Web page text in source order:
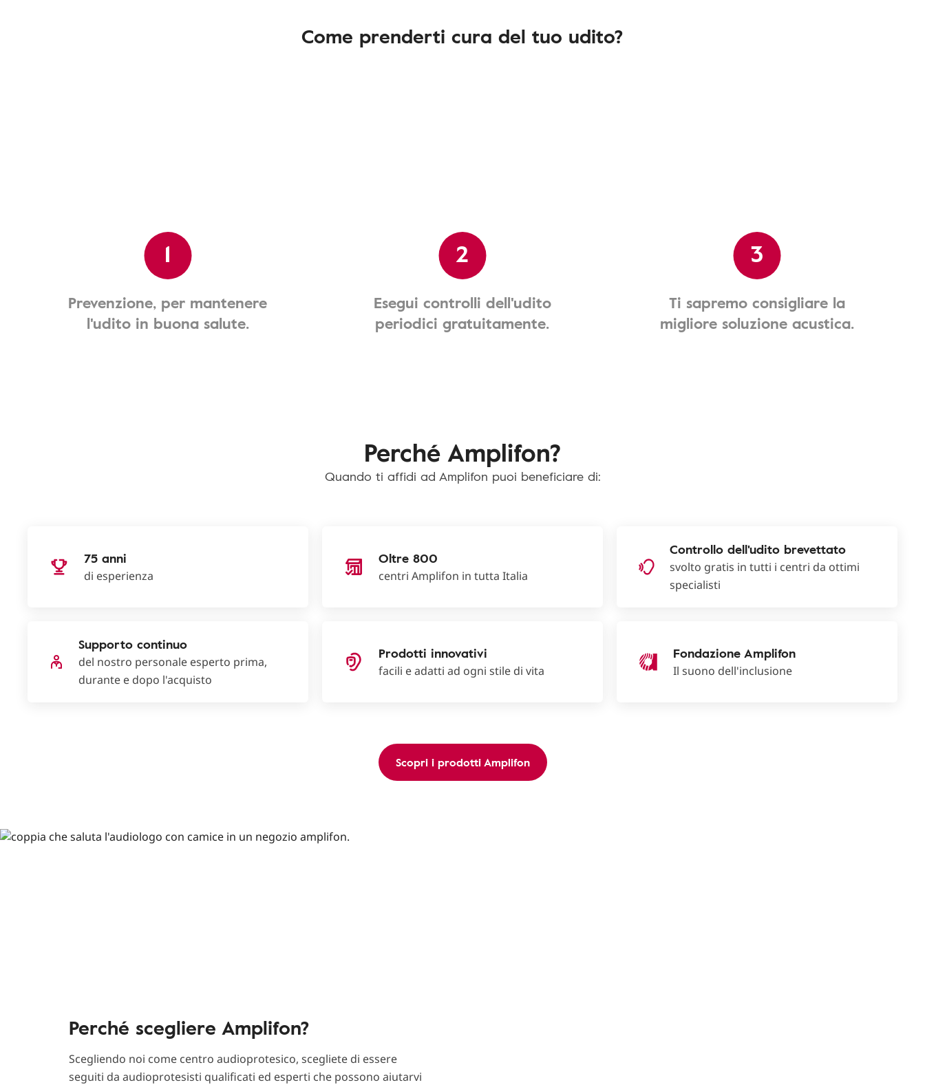
Come prenderti cura del tuo udito?
1
Prevenzione, per mantenere
l'udito in buona salute.
2
Esegui controlli dell'udito
periodici gratuitamente.
3
Ti sapremo consigliare la
migliore soluzione acustica.
Perché Amplifon?
Quando ti affidi ad Amplifon puoi beneficiare di:
75 anni
di esperienza
Oltre 800
centri Amplifon in tutta Italia
Controllo dell'udito brevettato
svolto gratis in tutti i centri da ottimi
specialisti
Supporto continuo
del nostro personale esperto prima,
durante e dopo l'acquisto
Prodotti innovativi
facili e adatti ad ogni stile di vita
Fondazione Amplifon
Il suono dell'inclusione
Scopri i prodotti Amplifon
Perché scegliere Amplifon?
Scegliendo noi come centro audioprotesico, scegliete di essere
seguiti da audioprotesisti qualificati ed esperti che possono aiutarvi